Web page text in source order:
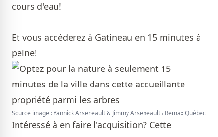
cours d'eau!
Et vous accéderez à Gatineau en 15 minutes à
peine!
Source image : Yannick Arseneault & Jimmy Arseneault / Remax Québec
Intéressé à en faire l'acquisition? Cette